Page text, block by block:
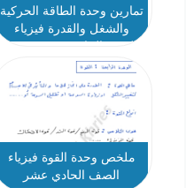
تمارين وحدة الطاقة الحركیة
والشغل والقدرة فيزياء
ملخص وحدة القوة فيزياء
الصف الحادي عشر